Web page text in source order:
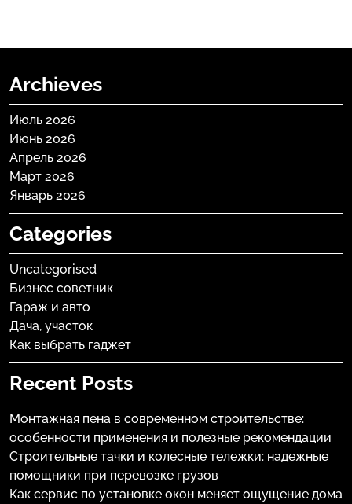
Archieves
Июль 2026
Июнь 2026
Апрель 2026
Март 2026
Январь 2026
Categories
Uncategorised
Бизнес советник
Гараж и авто
Дача, участок
Как выбрать гаджет
Recent Posts
Монтажная пена в современном строительстве:
особенности применения и полезные рекомендации
Строительные тачки и колесные тележки: надежные
помощники при перевозке грузов
Как сервис по установке окон меняет ощущение дома